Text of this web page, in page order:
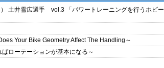
土井雪広選手 vol.3 「パワートレーニングを行うホビー
Your Bike Geometry Affect The Handling～
ローテーションが基本になる～